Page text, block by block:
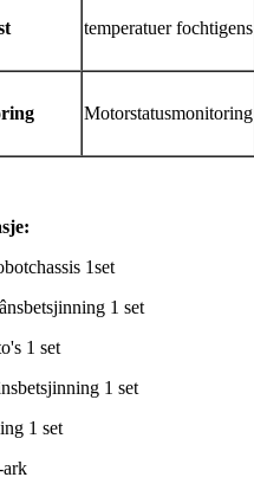
temperatuer fochtigens
Motorstatusmonitoring
:
1set
1 set
1 set
1 set
1 set
ark